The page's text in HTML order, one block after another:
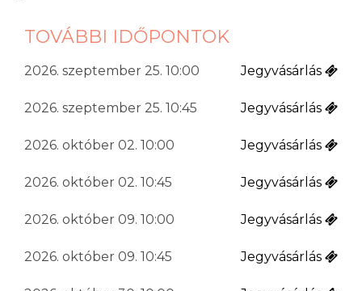
TOVÁBBI IDŐPONTOK
2026. szeptember 25. 10:00 Jegyvásárlás
2026. szeptember 25. 10:45 Jegyvásárlás
2026. október 02. 10:00 Jegyvásárlás
2026. október 02. 10:45 Jegyvásárlás
2026. október 09. 10:00 Jegyvásárlás
2026. október 09. 10:45 Jegyvásárlás